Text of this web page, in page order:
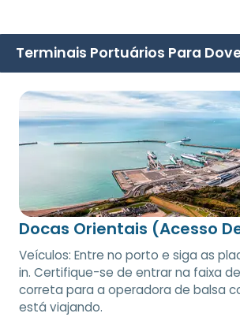
Terminais Portuários Para
Docas Orientais (Acesso
Veículos: Entre no porto e siga as
in. Certifique-se de entrar na faixa
correta para a operadora de balsa
está viajando.